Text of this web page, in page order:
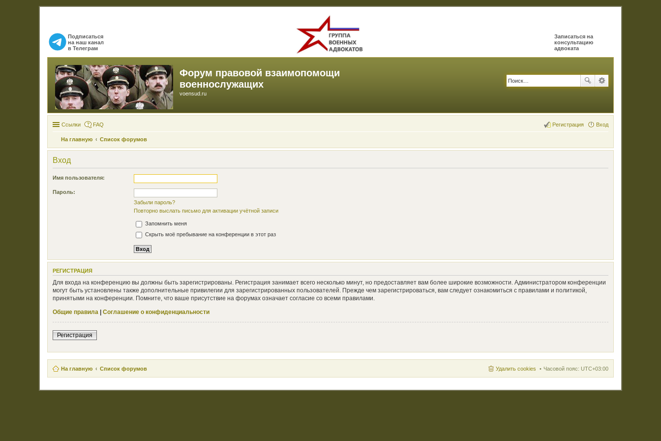
Подписаться
на наш канал
в Телеграм
Записаться на
консультацию
адвоката
Форум правовой взаимопомощи
военнослужащих
voensud.ru
Ссылки FAQ Вход
Регистрация
На главную Список форумов
Вход
Имя пользователя:
Пароль:
Забыли пароль?
Повторно выслать письмо для активации учётной записи
Запомнить меня
Скрыть моё пребывание на конференции в этот раз
РЕГИСТРАЦИЯ
Для входа на конференцию вы должны быть зарегистрированы. Регистрация занимает всего несколько минут, но предоставляет вам более широкие возможности. Администратором конференции
могут быть установлены также дополнительные привилегии для зарегистрированных пользователей. Прежде чем зарегистрироваться, вам следует ознакомиться с правилами и политикой,
принятыми на конференции. Помните, что ваше присутствие на форумах означает согласие со всеми правилами.
Общие правила | Соглашение о конфиденциальности
Регистрация
На главную Список форумов Часовой пояс: UTC+03:00
Удалить cookies